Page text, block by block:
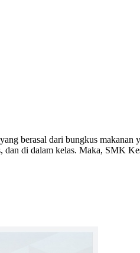
berasal dari bungkus makanan
di dalam kelas. Maka, SMK